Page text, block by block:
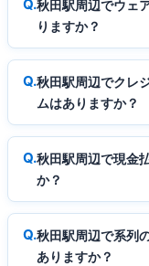
秋田駅周辺でウェ
りますか？
秋田駅周辺でクレ
ムはありますか？
秋田駅周辺で現金
か？
秋田駅周辺で系列
ありますか？